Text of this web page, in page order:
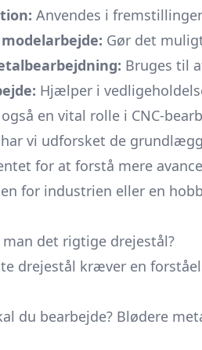
Anvendes i
Gør det
Bruges til
Hjælper i
en vital rolle i CNC-
vi udforsket de
for at forstå mere
for industrien eller en
det rigtige drejestål?
drejestål kræver en
du bearbejde? Blødere